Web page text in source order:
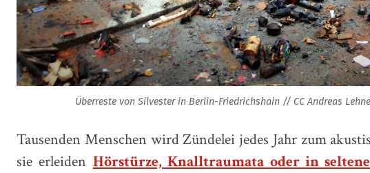
Überreste von Silvester in Berlin-Friedrichshain // CC Andreas
Tausenden Menschen wird Zündelei jedes Jahr zum
sie erleiden Hörstürze, Knalltraumata oder in